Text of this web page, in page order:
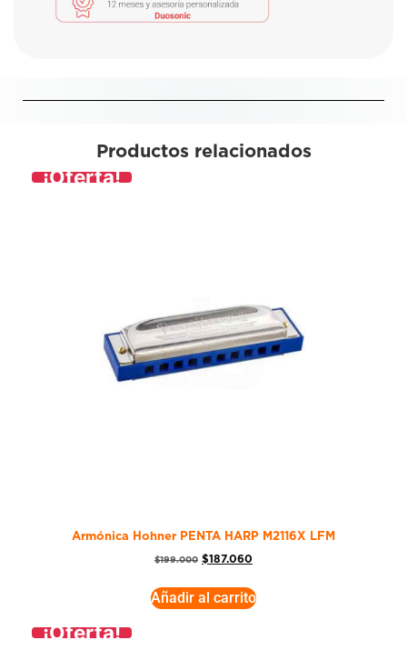
Productos relacionados
¡Oferta!
Armónica Hohner PENTA HARP M2116X LFM
$199.000 $187.060
Añadir al carrito
¡Oferta!